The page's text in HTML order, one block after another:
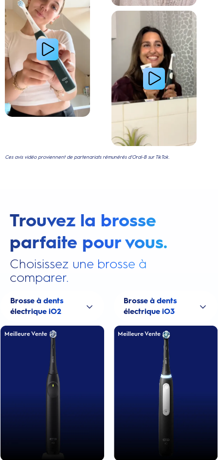
Lire la vidéo : Le secret d’une jeune femme
Ces avis vidéo proviennent de partenariats rémunérés d'Oral-B sur TikTok.
Trouvez la brosse
parfaite pour vous.
Choisissez une brosse à
comparer.
Brosse à dents
électrique iO2
Meilleure Vente
Brosse à dents
électrique iO3
Meilleure Vente